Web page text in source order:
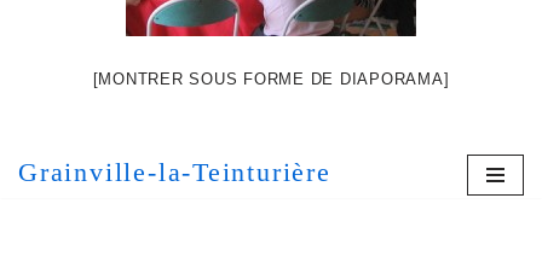
[MONTRER SOUS FORME DE DIAPORAMA]
Grainville-la-Teinturière